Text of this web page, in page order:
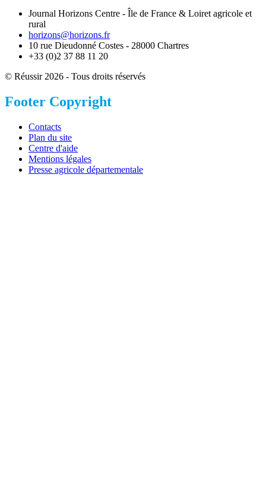
Journal Horizons Centre - Île de France & Loiret agricole et
rural
horizons@horizons.fr
10 rue Dieudonné Costes - 28000 Chartres
+33 (0)2 37 88 11 20
© Réussir 2026 - Tous droits réservés
Footer Copyright
Contacts
Plan du site
Centre d'aide
Mentions légales
Presse agricole départementale